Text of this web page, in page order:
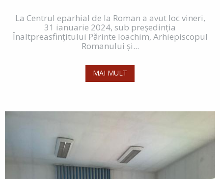
La Centrul eparhial de la Roman a avut loc vineri,
31 ianuarie 2024, sub președinția
Înaltpreasfințitului Părinte Ioachim, Arhiepiscopul
Romanului și...
MAI MULT